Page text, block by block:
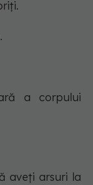
a corpului
aveți arsuri la